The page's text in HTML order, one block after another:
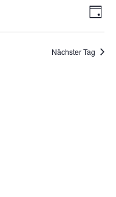
Tag
Nächster Tag